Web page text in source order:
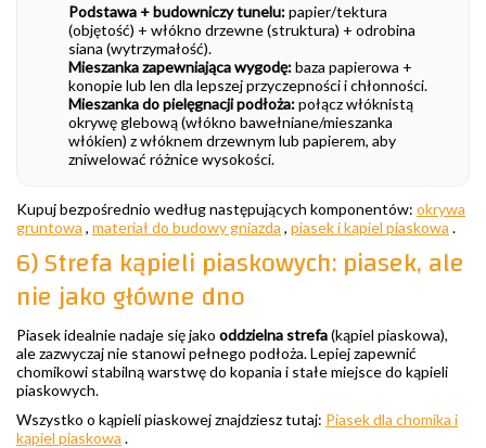
Podstawa + budowniczy tunelu:papier/tektura
(objętość) + włókno drzewne (struktura) + odrobina
siana (wytrzymałość).
Mieszanka zapewniająca wygodę:baza papierowa +
konopie lub len dla lepszej przyczepności i chłonności.
Mieszanka do pielęgnacji podłoża:połącz włóknistą
okrywę glebową (włókno bawełniane/mieszanka
włókien) z włóknem drzewnym lub papierem, aby
zniwelować różnice wysokości.
Kupuj bezpośrednio według następujących komponentów: okrywa
gruntowa , materiał do budowy gniazda , piasek i kąpiel piaskowa .
6) Strefa kąpieli piaskowych: piasek, ale
nie jako główne dno
Piasek idealnie nadaje się jako oddzielna strefa(kąpiel piaskowa),
ale zazwyczaj nie stanowi pełnego podłoża. Lepiej zapewnić
chomikowi stabilną warstwę do kopania i stałe miejsce do kąpieli
piaskowych.
Wszystko o kąpieli piaskowej znajdziesz tutaj: Piasek dla chomika i
kąpiel piaskowa .